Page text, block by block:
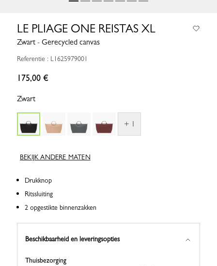
LE PLIAGE ONE REISTAS XL
Zwart - Gerecycled canvas
Referentie : L1625979001
175,00 €
Zwart
+ 1
BEKIJK ANDERE MATEN
Drukknop
Ritssluiting
2 opgestikte binnenzakken
Beschikbaarheid en leveringsopties
Thuisbezorging